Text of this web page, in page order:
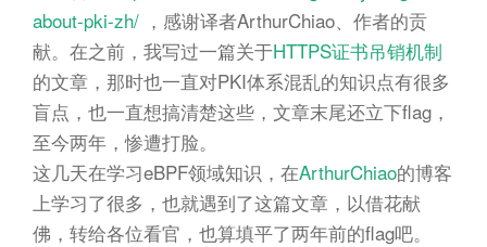
about-pki-zh/ ，感谢译者ArthurChiao、作者的贡
献。在之前，我写过一篇关于HTTPS证书吊销机制
的文章，那时也一直对PKI体系混乱的知识点有很多
盲点，也一直想搞清楚这些，文章末尾还立下flag，
至今两年，惨遭打脸。
这几天在学习eBPF领域知识，在ArthurChiao的博客
上学习了很多，也就遇到了这篇文章，以借花献
佛，转给各位看官，也算填平了两年前的flag吧。